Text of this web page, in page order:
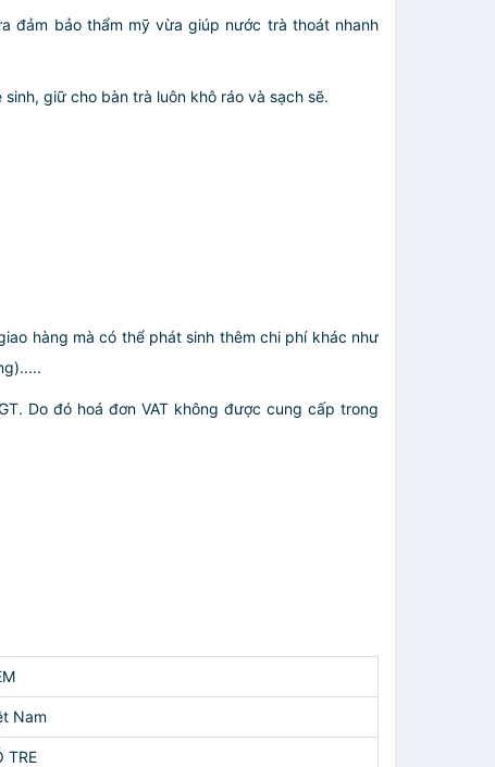
đảm bảo thẩm mỹ vừa giúp nước trà thoát nhanh
giữ cho bàn trà luôn khô ráo và sạch sẽ.
hàng mà có thể phát sinh thêm chi phí khác như
Do đó hoá đơn VAT không được cung cấp trong
Nam
TRE